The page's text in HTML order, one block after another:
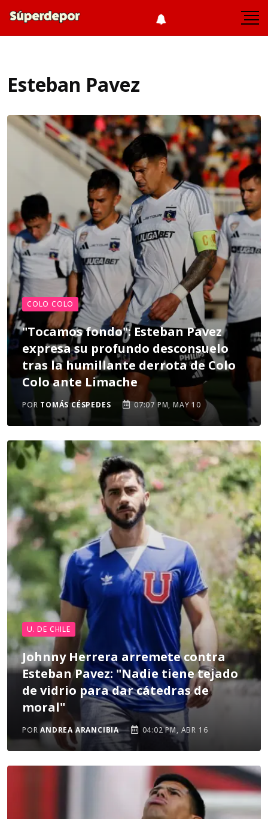
Esteban Pavez
COLO COLO
"Tocamos fondo": Esteban Pavez
expresa su profundo desconsuelo
tras la humillante derrota de Colo
Colo ante Limache
POR TOMÁS CÉSPEDES 07:07 PM, MAY 10
U. DE CHILE
Johnny Herrera arremete contra
Esteban Pavez: "Nadie tiene tejado
de vidrio para dar cátedras de
moral"
PORANDREA ARANCIBIA 04:02 PM, ABR 16